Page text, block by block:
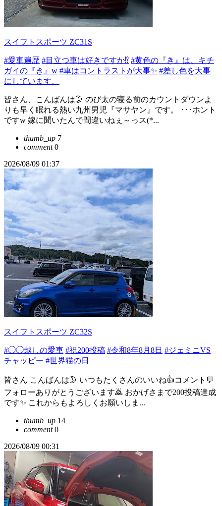
スイフトスポーツ ZC31S
#愛車遍歴 #目立つ車は好きですか⁉️ #黄色の『き』は、キチ
ガイの『き』w #車はコントラストが大事✨ #差し色を大事
にしています。
皆さん、こんばんは🌛 のび太の寝る前のカウントダウンよ
りも早く眠れる熱い九州男児『マサヤン』です。 ･･･ホント
ですw 嫁に聞いたんで間違いねぇ～っス(*...
thumb_up 7
comment0
2026/08/09 01:37
スイフトスポーツ ZC32S
#◯◯越しの愛車 #祝200投稿 #令和8年8月8日 #ジェミニVS
チャッピー #世界猫の日
皆さん こんばんは🌛 いつもたくさんのいいね👍️コメント💬
フォローありがとうございます🙇 おかげさまで200投稿達成
です✨ これからもよろしくお願いしま...
thumb_up 14
comment0
2026/08/09 00:31